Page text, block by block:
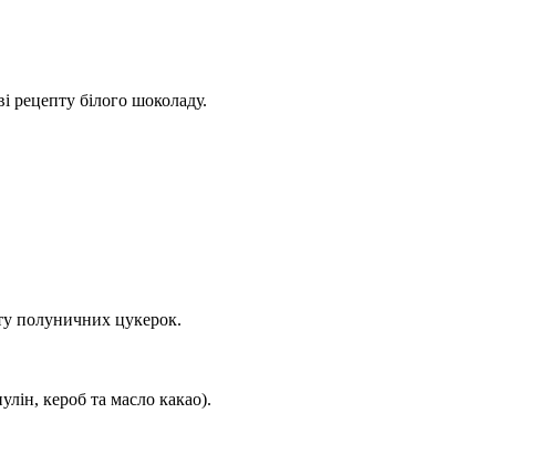
рецепту білого шоколаду.
полуничних цукерок.
кероб та масло какао).